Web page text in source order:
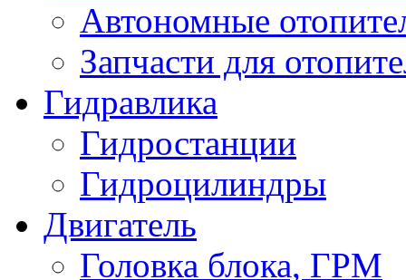
Автономные
Запчасти для
Гидравлика
Гидростанции
Гидроцилиндры
Двигатель
Головка блока, ГРМ